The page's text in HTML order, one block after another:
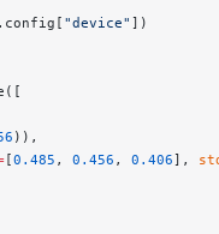
"device" ])
)),
[0.485 , 0.456 , 0.406],